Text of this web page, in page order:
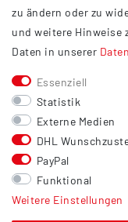
Barrierefreiheit
Service
Kontakt
Versand
Zahlung
Vertrag widerrufen
Sonstiges
Hinweis zur
zu ändern oder zu
und weitere Hinweise
Daten in unserer
Essenziell
Statistik
Externe Medien
DHL
PayPal
Funktional
Weitere Einstellungen